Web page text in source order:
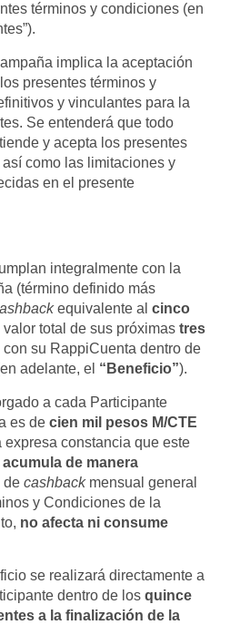
términos y condiciones (en
implica la aceptación
presentes términos y
y vinculantes para la
Se entenderá que todo
y acepta los presentes
como las limitaciones y
en el presente
integralmente con la
(término definido más
equivalente al cinco
total de sus próximas tres
su RappiCuenta dentro de
adelante, el “Beneficio”).
a cada Participante
es de cien mil pesos M/CTE
expresa constancia que este
de manera
de cashbackmensual general
y Condiciones de la
no afecta ni consume
se realizará directamente a
dentro de los quince
a la finalización de la